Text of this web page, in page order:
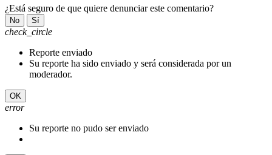
¿Está seguro de que quiere denunciar este comentario?
No Sí
check_circle
Reporte enviado
Su reporte ha sido enviado y será considerada por un
moderador.
OK
error
Su reporte no pudo ser enviado